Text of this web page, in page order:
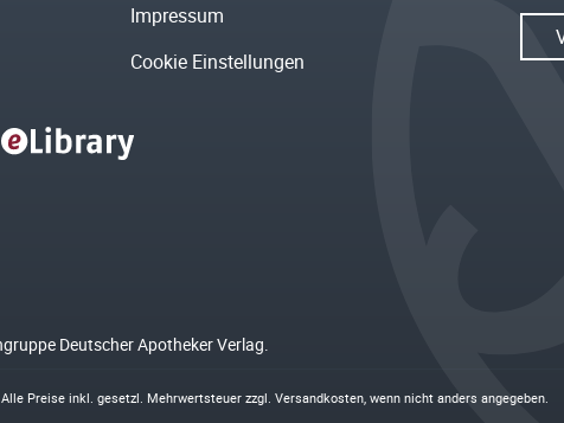
Impressum
Cookie Einstellungen
Deutscher Apotheker Verlag.
Preise inkl. gesetzl. Mehrwertsteuer zzgl. Versandkosten, wenn nicht anders angegeben.